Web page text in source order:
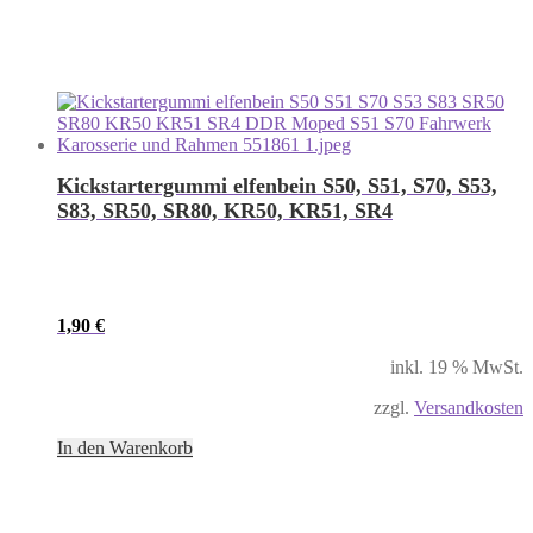
Kickstartergummi elfenbein S50, S51, S70, S53,
S83, SR50, SR80, KR50, KR51, SR4
1,90 €
inkl. 19 % MwSt.
zzgl. Versandkosten
In den Warenkorb